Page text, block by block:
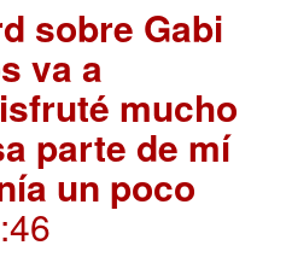
sobre Gabi
va a
mucho
parte de mí
un poco